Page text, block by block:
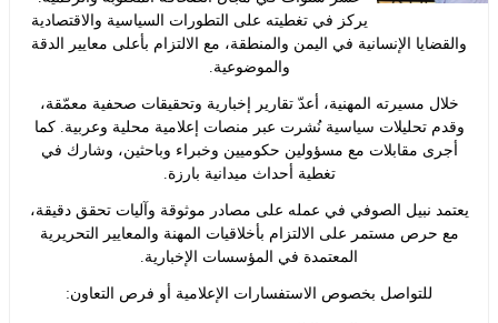
يركز في تغطيته على التطورات السياسية والاقتصادية
الإنسانية في اليمن والمنطقة، مع الالتزام بأعلى معايير الدقة
والموضوعية.
مسيرته المهنية، أعدّ تقارير إخبارية وتحقيقات صحفية معمّقة،
تحليلات سياسية نُشرت عبر منصات إعلامية محلية وعربية. كما
مقابلات مع مسؤولين حكوميين وخبراء وباحثين، وشارك في
تغطية أحداث ميدانية بارزة.
نبيل الصوفي في عمله على مصادر موثوقة وآليات تحقق دقيقة،
مستمر على الالتزام بأخلاقيات المهنة والمعايير التحريرية
المعتمدة في المؤسسات الإخبارية.
للتواصل بخصوص الاستفسارات الإعلامية أو فرص التعاون: